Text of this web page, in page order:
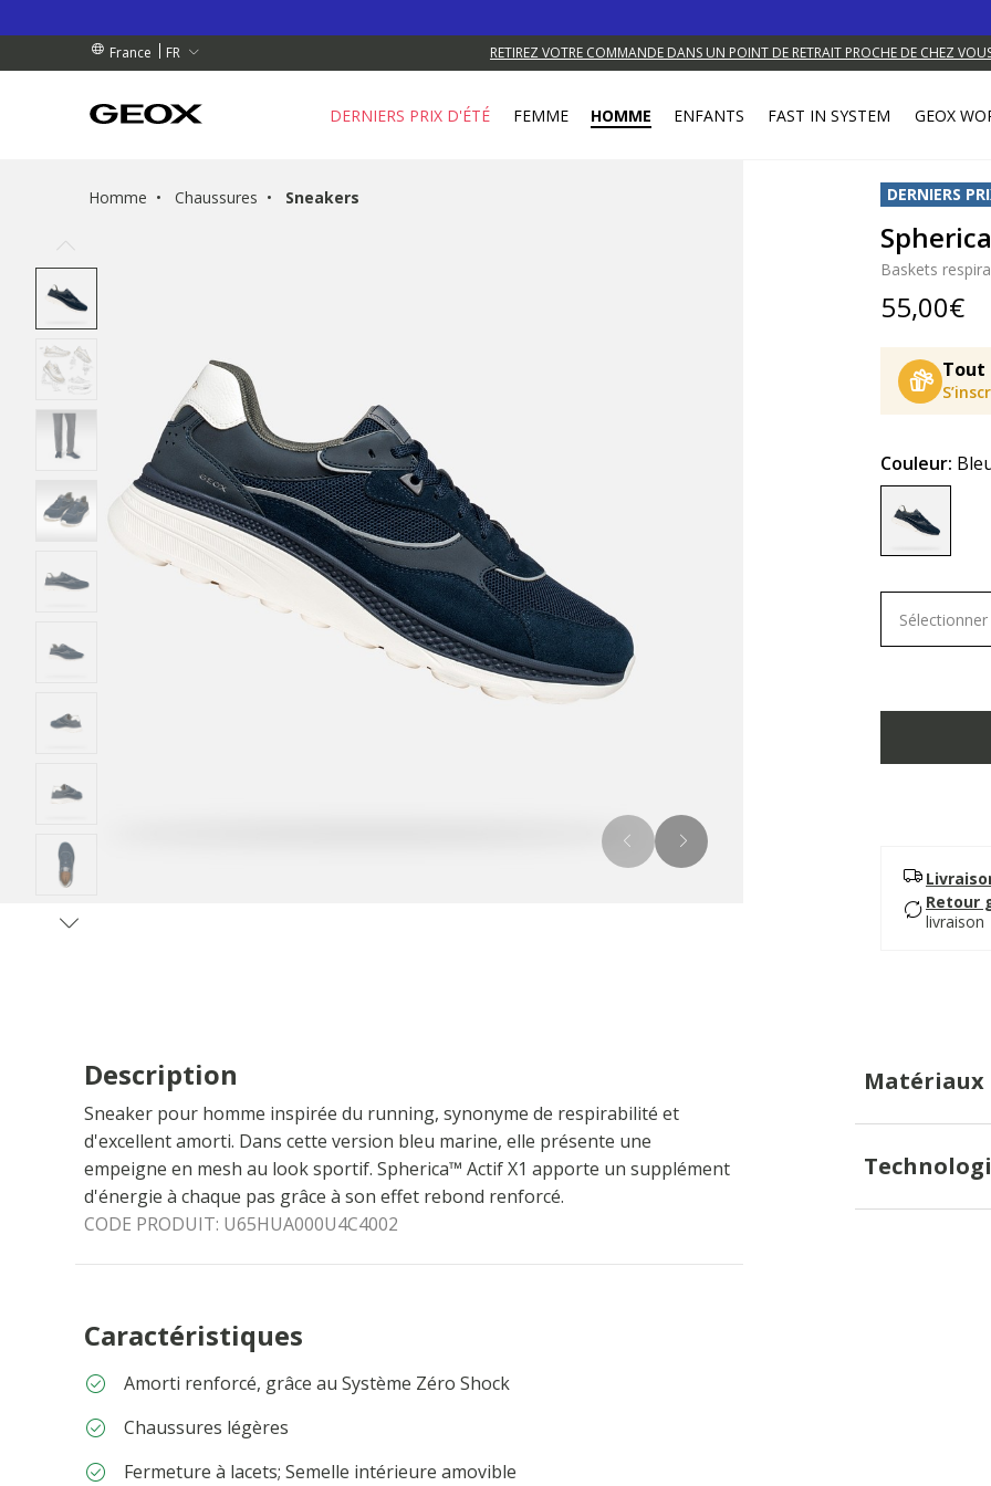
France FR RETIREZ VOTRE COMMANDE DANS UN POINT DE RETRAIT PROCHE DE CHEZ
PROCHE DE CHEZ VOUS.
DERNIERS PRIX D'ÉTÉ FEMME HOMME ENFANTS FAST IN SYSTEM GEOX
Homme Chaussures Sneakers DERNIERS
Baskets
55,00€
Tout
Couleur:
Retour
livraison
Description
Sneaker pour homme inspirée du running, synonyme de respirabilité et
d'excellent amorti. Dans cette version bleu marine, elle présente une
empeigne en mesh au look sportif. Spherica™ Actif X1 apporte un supplément
d'énergie à chaque pas grâce à son effet rebond renforcé.
CODE PRODUIT: U65HUA000U4C4002
Caractéristiques
Amorti renforcé, grâce au Système Zéro Shock
Chaussures légères
Fermeture à lacets; Semelle intérieure amovible
Matériaux